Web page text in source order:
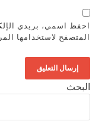
احفظ اسمي، بريدي
المتصفح لاستخدامها
البحث